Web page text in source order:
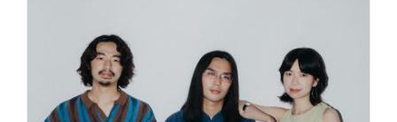
滿落幕 最終得獎名單一次看"